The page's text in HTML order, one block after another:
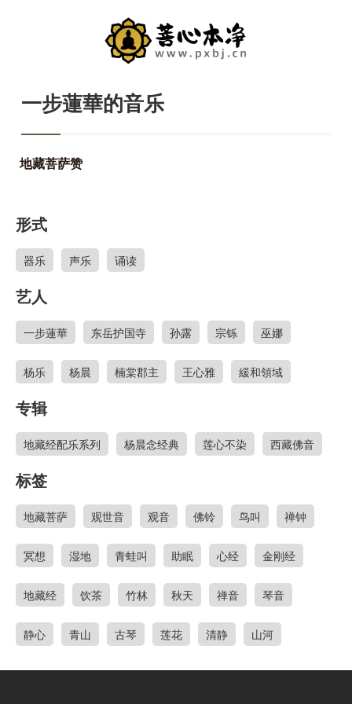
一步蓮華的音乐
地藏菩萨赞
形式
器乐 声乐 诵读
艺人
一步蓮華 东岳护国寺 孙露 宗铄 巫娜
杨乐 杨晨 楠棠郡主 王心雅 緩和領域
专辑
地藏经配乐系列 杨晨念经典 莲心不染 西藏佛音
标签
地藏菩萨 观世音 观音 佛铃 鸟叫 禅钟
冥想 湿地 青蛙叫 助眠 心经 金刚经
地藏经 饮茶 竹林 秋天 禅音 琴音
静心 青山 古琴 莲花 清静 山河